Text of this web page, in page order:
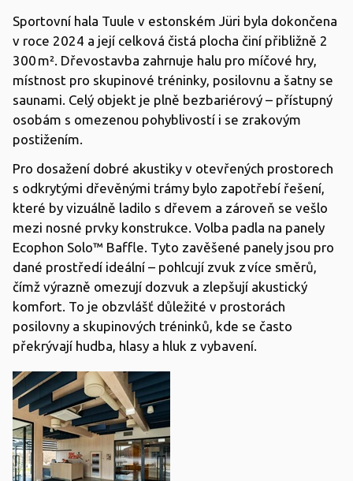
Sportovní hala Tuule v estonském Jüri byla dokončena
v roce 2024 a její celková čistá plocha činí přibližně 2
300 m². Dřevostavba zahrnuje halu pro míčové hry,
místnost pro skupinové tréninky, posilovnu a šatny se
saunami. Celý objekt je plně bezbariérový – přístupný
osobám s omezenou pohyblivostí i se zrakovým
postižením.
Pro dosažení dobré akustiky v otevřených prostorech
s odkrytými dřevěnými trámy bylo zapotřebí řešení,
které by vizuálně ladilo s dřevem a zároveň se vešlo
mezi nosné prvky konstrukce. Volba padla na panely
Ecophon Solo™ Baffle. Tyto zavěšené panely jsou pro
dané prostředí ideální – pohlcují zvuk z více směrů,
čímž výrazně omezují dozvuk a zlepšují akustický
komfort. To je obzvlášť důležité v prostorách
posilovny a skupinových tréninků, kde se často
překrývají hudba, hlasy a hluk z vybavení.